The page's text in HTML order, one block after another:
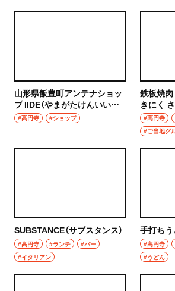
山形県飯豊町アンテナショッ
プ IIDE（やまがたけんいいで
まちアンテナショップ いい
で）
#高円寺 #ショップ
鉄板焼肉
きにく
#高円寺
#ご当地グ
SUBSTANCE（サブスタンス）
#高円寺 #ランチ
#バー
#イタリアン
手打ち
#高円寺
#うどん